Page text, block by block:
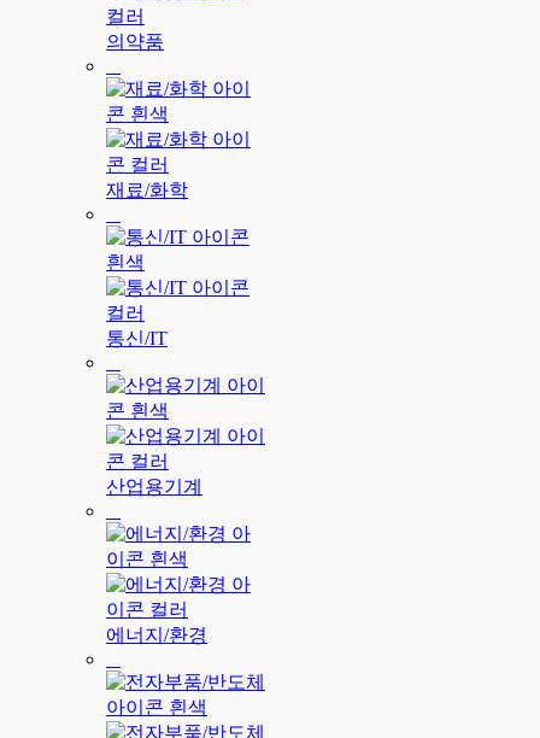
의약품
재료/화학
통신/IT
산업용기계
에너지/환경